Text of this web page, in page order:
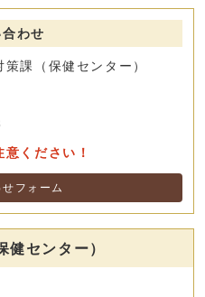
わせ
課（保健センター）
ください！
フォーム
健センター）